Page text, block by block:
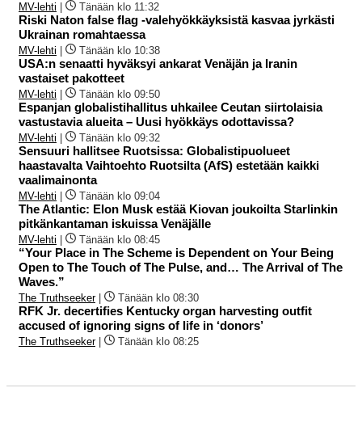
MV-lehti Tänään klo 11:32
Riski Naton false flag -valehyökkäyksistä kasvaa jyrkästi
Ukrainan romahtaessa
MV-lehti Tänään klo 10:38
USA:n senaatti hyväksyi ankarat Venäjän ja Iranin
vastaiset pakotteet
MV-lehti Tänään klo 09:50
Espanjan globalistihallitus uhkailee Ceutan siirtolaisia
vastustavia alueita – Uusi hyökkäys odottavissa?
MV-lehti Tänään klo 09:32
Sensuuri hallitsee Ruotsissa: Globalistipuolueet
haastavalta Vaihtoehto Ruotsilta (AfS) estetään kaikki
vaalimainonta
MV-lehti Tänään klo 09:04
The Atlantic: Elon Musk estää Kiovan joukoilta Starlinkin
pitkänkantaman iskuissa Venäjälle
MV-lehti Tänään klo 08:45
“Your Place in The Scheme is Dependent on Your Being
Open to The Touch of The Pulse, and… The Arrival of The
Waves.”
The Truthseeker| Tänään klo 08:30
RFK Jr. decertifies Kentucky organ harvesting outfit
accused of ignoring signs of life in ‘donors’
The Truthseeker| Tänään klo 08:25